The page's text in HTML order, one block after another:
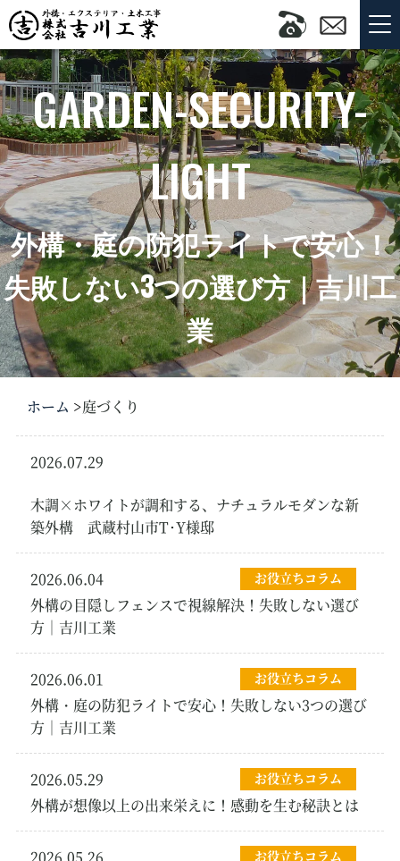
GARDEN-SECURITY-
LIGHT
外構・庭の防犯ライトで安心！
失敗しない3つの選び方｜吉川工
業
ホーム 庭づくり
2026.07.29
木調×ホワイトが調和する、ナチュラルモダンな新
築外構 武蔵村山市T･Y様邸
2026.06.04 お役立ちコラム
外構の目隠しフェンスで視線解決！失敗しない選び
方｜吉川工業
2026.06.01 お役立ちコラム
外構・庭の防犯ライトで安心！失敗しない3つの選び
方｜吉川工業
2026.05.29 お役立ちコラム
外構が想像以上の出来栄えに！感動を生む秘訣とは
お役立ちコラム